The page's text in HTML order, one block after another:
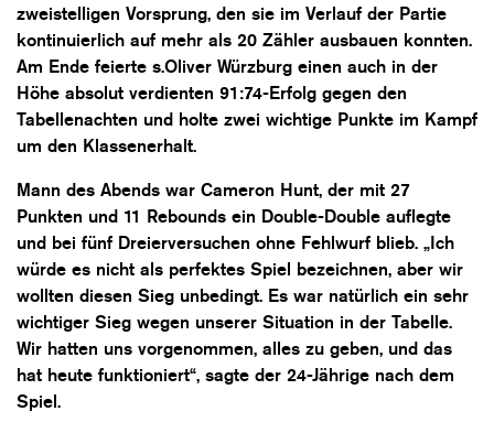
zweistelligen Vorsprung, den sie im Verlauf der Partie
kontinuierlich auf mehr als 20 Zähler ausbauen konnten.
Am Ende feierte s.Oliver Würzburg einen auch in der
Höhe absolut verdienten 91:74-Erfolg gegen den
Tabellenachten und holte zwei wichtige Punkte im Kampf
um den Klassenerhalt.
Mann des Abends war Cameron Hunt, der mit 27
Punkten und 11 Rebounds ein Double-Double auflegte
und bei fünf Dreierversuchen ohne Fehlwurf blieb. „Ich
würde es nicht als perfektes Spiel bezeichnen, aber wir
wollten diesen Sieg unbedingt. Es war natürlich ein sehr
wichtiger Sieg wegen unserer Situation in der Tabelle.
Wir hatten uns vorgenommen, alles zu geben, und das
hat heute funktioniert“, sagte der 24-Jährige nach dem
Spiel.